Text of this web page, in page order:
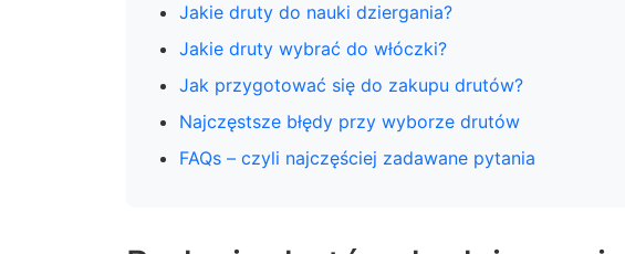
Jakie druty do nauki dziergania?
Jakie druty wybrać do włóczki?
Jak przygotować się do zakupu drutów?
Najczęstsze błędy przy wyborze drutów
FAQs – czyli najczęściej zadawane pytania